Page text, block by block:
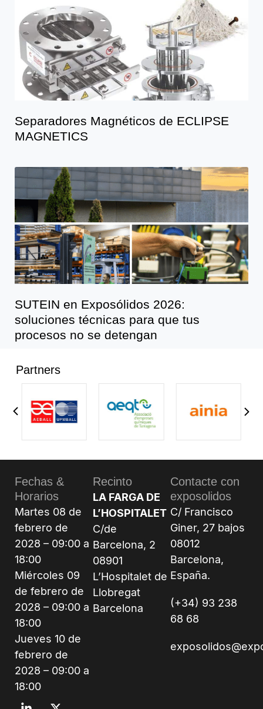
Separadores Magnéticos de ECLIPSE
MAGNETICS
SUTEIN en Exposólidos 2026:
soluciones técnicas para que tus
procesos no se detengan
Partners
Fechas &
Horarios
Martes 08 de
febrero de
2028 – 09:00 a
18:00
Miércoles 09
de febrero de
2028 – 09:00 a
18:00
Jueves 10 de
febrero de
2028 – 09:00 a
18:00
Recinto
LA FARGA DE
L’HOSPITALET
C/de
Barcelona, 2
08901
L’Hospitalet de
Llobregat
Barcelona
Contacte con
exposolidos
C/ Francisco
Giner, 27 bajos
08012
Barcelona,
España.
(+34) 93 238
68 68